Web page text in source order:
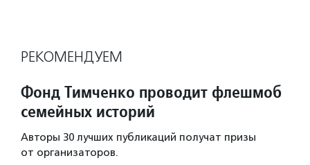
РЕКОМЕНДУЕМ
Фонд Тимченко проводит флешмоб
семейных историй
Авторы 30 лучших публикаций получат призы
от организаторов.